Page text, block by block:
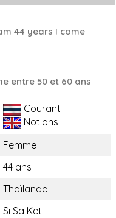
44 years I come
entre 50 et 60 ans
Courant
Notions
Femme
44 ans
Thaïlande
Si Sa Ket